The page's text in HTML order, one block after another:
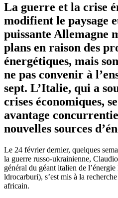
La guerre et la crise
modifient le paysage
puissante Allemagne
plans en raison des
énergétiques, mais
ne pas convenir à
sept. L’Italie, qui a
crises économiques,
avantage
nouvelles sources
Le 24 février dernier, quelques
la guerre russo-ukrainienne,
général du géant italien de
ldrocarburi), s’est mis à la
africain.